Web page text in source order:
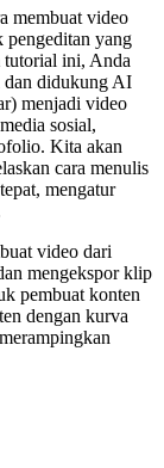
membuat video
pengeditan yang
tutorial ini, Anda
dan didukung AI
menjadi video
sosial,
Kita akan
cara menulis
mengatur
video dari
mengekspor klip
pembuat konten
dengan kurva